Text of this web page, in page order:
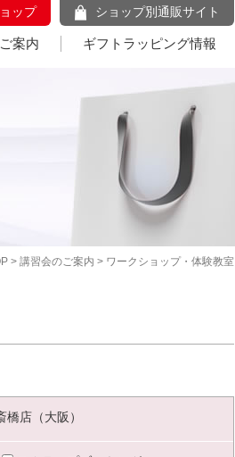
ップ ショップ別通販サイト
案内 ギフトラッピング情報
> 講習会のご案内 > ワークショップ・体験教室
橋店（大阪）